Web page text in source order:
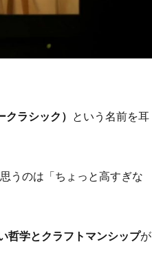
ラシック）
という名前を耳
うのは「ちょっと高すぎな
哲学とクラフトマンシップが